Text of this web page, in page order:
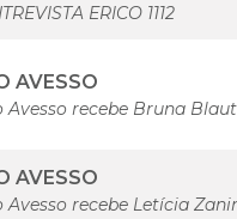
ERICO 1112
AVESSO
Avesso recebe Bruna
AVESSO
Avesso recebe Letícia